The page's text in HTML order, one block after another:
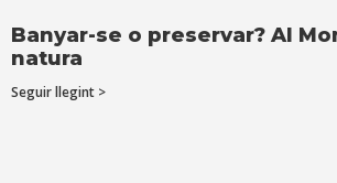
Banyar-se o preservar? Al
natura
Seguir llegint >